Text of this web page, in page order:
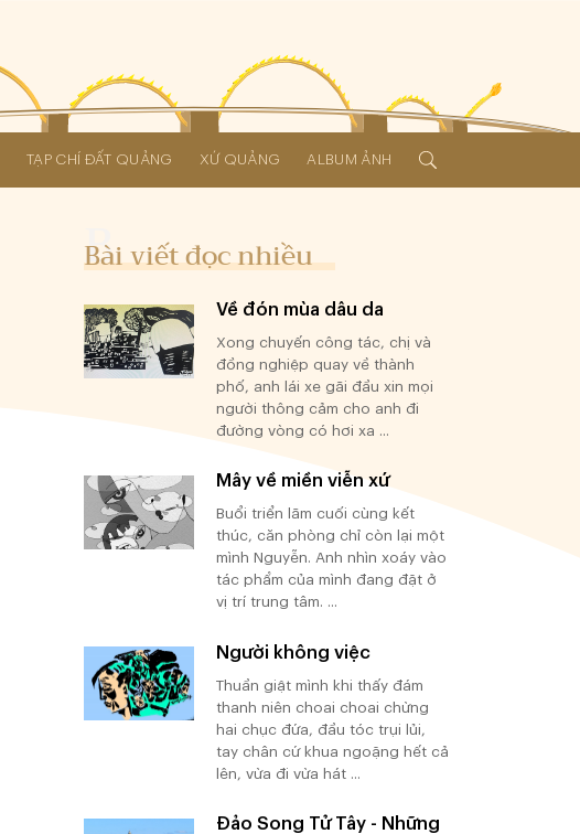
TẠP CHÍ ĐẤT QUẢNG XỨ QUẢNG ALBUM ẢNH
Bài viết đọc nhiều
Về đón mùa dâu da
Xong chuyến công tác, chị và
đồng nghiệp quay về thành
phố, anh lái xe gãi đầu xin mọi
người thông cảm cho anh đi
đường vòng có hơi xa ...
Mây về miền viễn xứ
Buổi triển lãm cuối cùng kết
thúc, căn phòng chỉ còn lại một
mình Nguyễn. Anh nhìn xoáy vào
tác phẩm của mình đang đặt ở
vị trí trung tâm. ...
Người không việc
Thuần giật mình khi thấy đám
thanh niên choai choai chừng
hai chục đứa, đầu tóc trụi lủi,
tay chân cứ khua ngoặng hết cả
lên, vừa đi vừa hát ...
Đảo Song Tử Tây - Những